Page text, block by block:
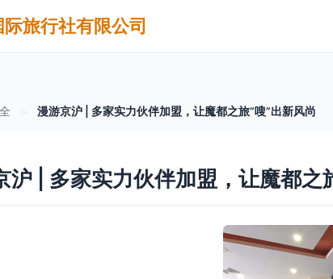
旅行社有限公司
漫游京沪 | 多家实力伙伴加盟，让魔都之旅“嗖”出新风尚
沪 | 多家实力伙伴加盟，让魔都之